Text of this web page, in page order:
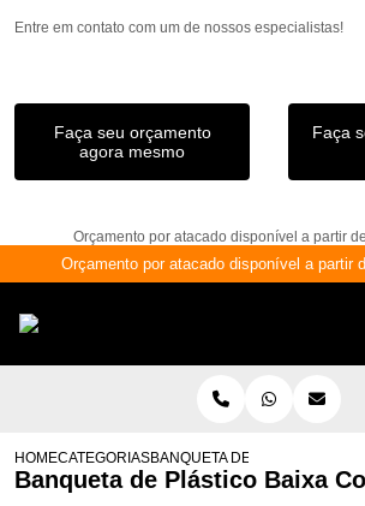
Entre em contato com um de nossos especialistas!
Faça seu orçamento
agora mesmo
Faça
Orçamento por atacado disponível a partir
Orçamento por atacado disponível a partir
HOMECATEGORIASBANQUETA DE PLÁSTICO
Banqueta de Plástico Baixa